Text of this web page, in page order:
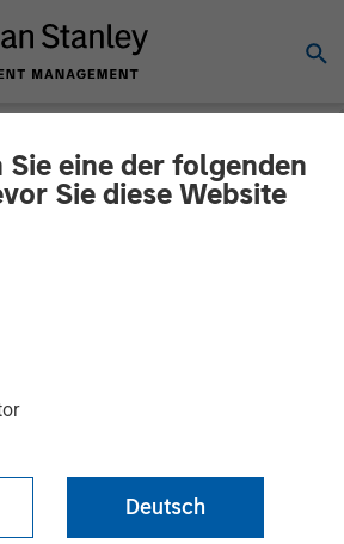
eine der folgenden
Sie diese Website
Deutsch
Private
Tops